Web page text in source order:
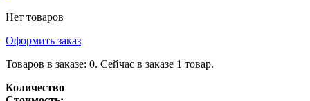
Нет товаров
Оформить заказ
Товаров в заказе: 0. Сейчас в заказе 1 товар.
Количество